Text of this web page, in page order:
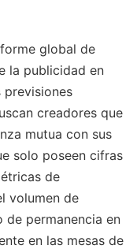
global de
la publicidad en
previsiones
creadores que
mutua con sus
solo poseen cifras
de
volumen de
permanencia en
en las mesas de